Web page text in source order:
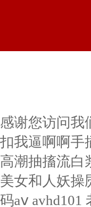
感谢您访问我
扣我逼啊啊手
高潮抽搐流白